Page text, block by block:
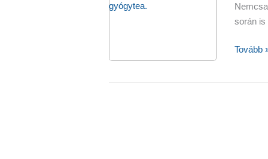
során is
A
Tovább